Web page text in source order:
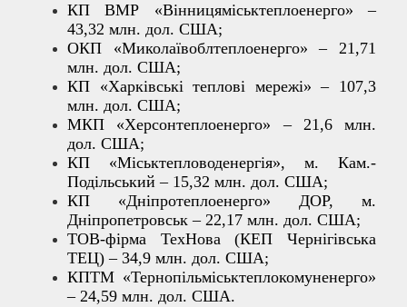
КП ВМР «Вінницяміськтеплоенерго» –
43,32 млн. дол. США;
ОКП «Миколаївоблтеплоенерго» – 21,71
млн. дол. США;
КП «Харківські теплові мережі» – 107,3
млн. дол. США;
МКП «Херсонтеплоенерго» – 21,6 млн.
дол. США;
КП «Міськтепловоденергія», м. Кам.-
Подільський – 15,32 млн. дол. США;
КП «Дніпротеплоенерго» ДОР, м.
Дніпропетровськ – 22,17 млн. дол. США;
ТОВ-фірма ТехНова (КЕП Чернігівська
ТЕЦ) – 34,9 млн. дол. США;
КПТМ «Тернопільміськтеплокомуненерго»
– 24,59 млн. дол. США.